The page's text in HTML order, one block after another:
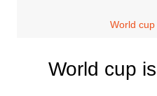
World
World cup